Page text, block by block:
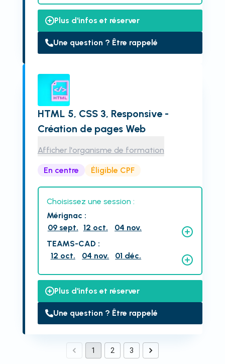
Plus d'infos et réserver
Une question ? Être rappelé
HTML 5, CSS 3, Responsive -
Création de pages Web
Afficher l'organisme de formation
En centre Éligible CPF
Choisissez une session :
Mérignac :
09 sept. 12 oct.
04 nov.
TEAMS-CAD :
12 oct.
04 nov. 01 déc.
Plus d'infos et réserver
Une question ? Être rappelé
1 2 3